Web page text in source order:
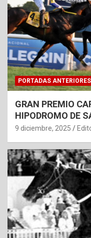
PORTADAS ANTERIORES
GRAN PREMIO
HIPODROMO DE
9 diciembre, 2025